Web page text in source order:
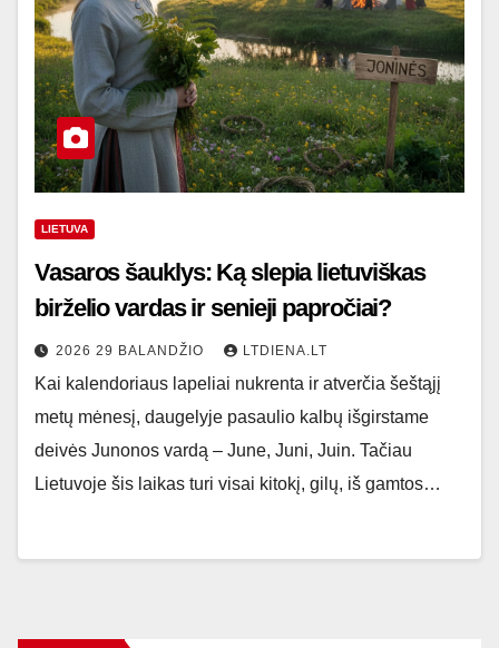
LIETUVA
Vasaros šauklys: Ką slepia lietuviškas
birželio vardas ir senieji papročiai?
2026 29 BALANDŽIO LTDIENA.LT
Kai kalendoriaus lapeliai nukrenta ir atverčia šeštąjį
metų mėnesį, daugelyje pasaulio kalbų išgirstame
deivės Junonos vardą – June, Juni, Juin. Tačiau
Lietuvoje šis laikas turi visai kitokį, gilų, iš gamtos…